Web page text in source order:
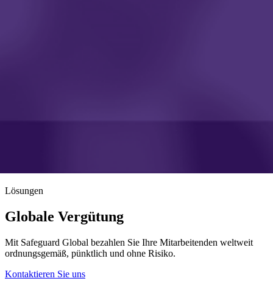
Lösungen
Globale Vergütung
Mit Safeguard Global bezahlen Sie Ihre Mitarbeitenden weltweit
ordnungsgemäß, pünktlich und ohne Risiko.
Kontaktieren Sie uns